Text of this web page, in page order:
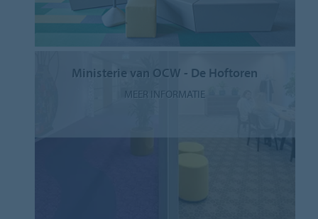
Ministerie van OCW - De Hoftoren
MEER INFORMATIE